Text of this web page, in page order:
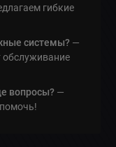
гибкие
системы? —
обслуживание
вопросы? —